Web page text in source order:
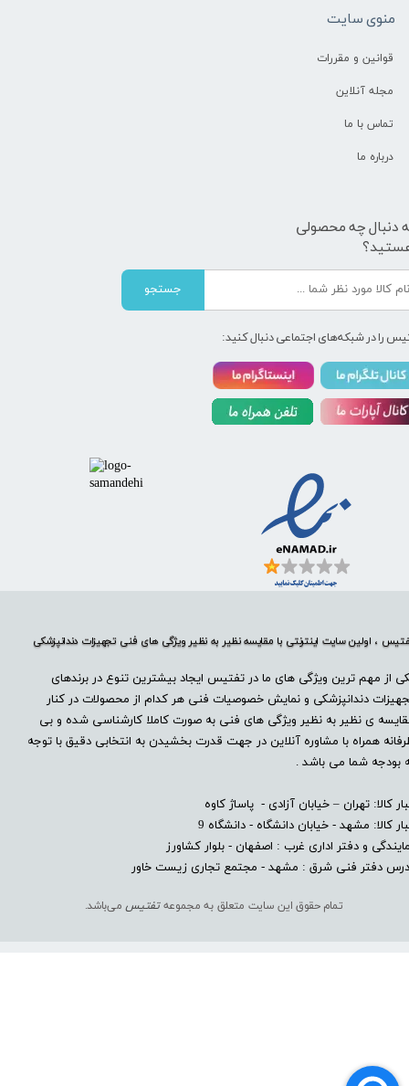
، اولین سایت اینترنتی با مقایسه نظیر به نظیر ویژگی های فنی تجهیزات دندانپزشکی
از مهم ترین ویژگی های ما در تفتیس ایجاد بیشترین تنوع در برندهای
دندانپزشکی و نمایش خصوصیات فنی هر کدام از محصولات در کنار
ی نظیر به نظیر ویژگی های فنی به صورت کاملا کارشناسی شده و بی
همراه با مشاوره آنلاین در جهت قدرت بخشیدن به انتخابی دقیق با توجه
بودجه شما می باشد .
کالا: تهران – خیابان آزادی - پاساژ کاوه
کالا: مشهد - خیابان دانشگاه - دانشگاه 9
و دفتر اداری غرب : اصفهان - بلوار کشاورز​​​​​​​
دفتر فنی شرق : مشهد - مجتمع تجاری زیست خاور
تمام حقوق این سایت متعلق به مجموعهتفتیسمی‌باشد.
منوی سایت
قوانین و مقررات
مجله آنلاین
تماس با ما
درباره ما
دنبال چه محصولی
جستجو
را در شبکه‌های اجتماعی دنبال کنید: